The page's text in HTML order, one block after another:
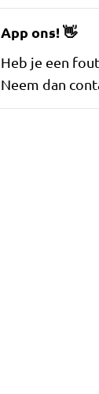
App ons!👋
Heb je een
Neem dan